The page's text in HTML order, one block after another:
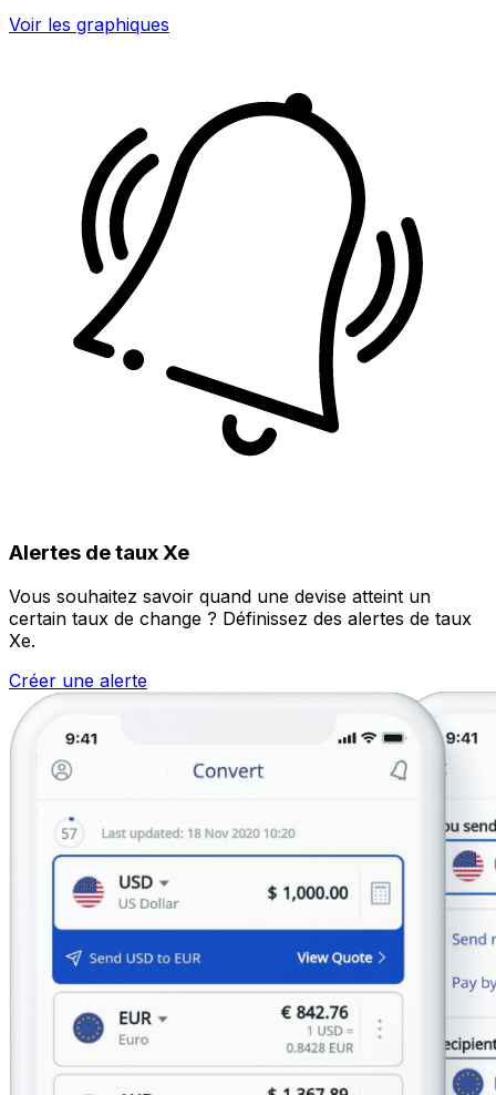
Voir les graphiques
Alertes de taux Xe
Vous souhaitez savoir quand une devise atteint un
certain taux de change ? Définissez des alertes de taux
Xe.
Créer une alerte